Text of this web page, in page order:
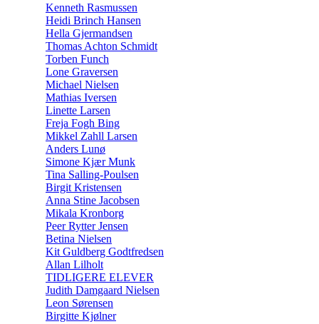
Kenneth Rasmussen
Heidi Brinch Hansen
Hella Gjermandsen
Thomas Achton Schmidt
Torben Funch
Lone Graversen
Michael Nielsen
Mathias Iversen
Linette Larsen
Freja Fogh Bing
Mikkel Zahll Larsen
Anders Lunø
Simone Kjær Munk
Tina Salling-Poulsen
Birgit Kristensen
Anna Stine Jacobsen
Mikala Kronborg
Peer Rytter Jensen
Betina Nielsen
Kit Guldberg Godtfredsen
Allan Lilholt
TIDLIGERE ELEVER
Judith Damgaard Nielsen
Leon Sørensen
Birgitte Kjølner